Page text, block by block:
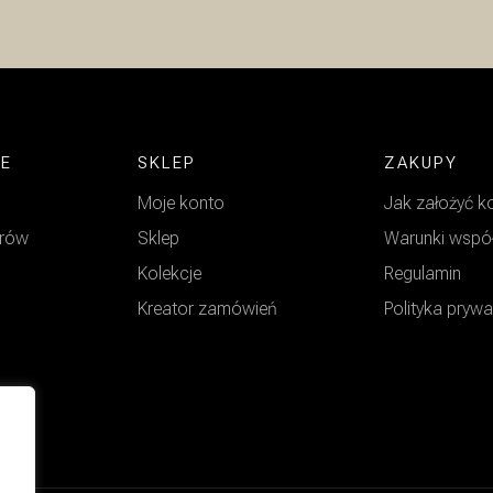
SKLEP
Moje konto
Sklep
Kolekcje
Kreator zamówień
ZAKUPY
Jak założyć
Warunki
Regulamin
Polityka